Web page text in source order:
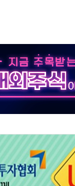
"
째·42일 만 도발
카르텔이 습득해 전
자 숨져